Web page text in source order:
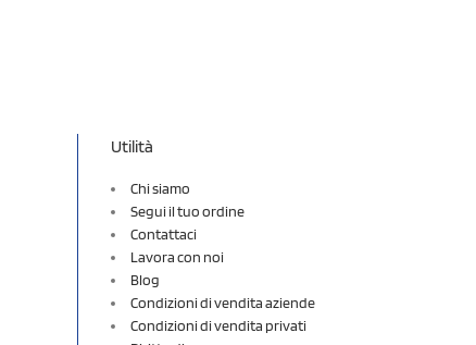
Utilità
Chi siamo
Segui il tuo ordine
Contattaci
Lavora con noi
Blog
Condizioni di vendita aziende
Condizioni di vendita privati